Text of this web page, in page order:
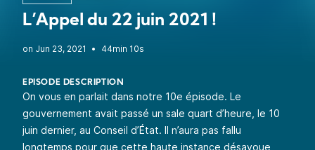
L’Appel du 22 juin 2021 !
• 44min 10s
EPISODE DESCRIPTION
On vous en parlait dans notre 10e épisode. Le
gouvernement avait passé un sale quart d’heure, le 10
juin dernier, au Conseil d’État. Il n’aura pas fallu
longtemps pour que cette haute instance désavoue